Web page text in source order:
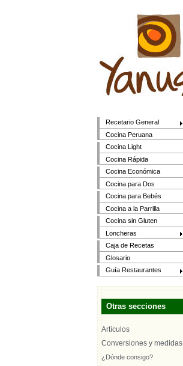
Recetario General
Cocina Peruana
Cocina Light
Cocina Rápida
Cocina Económica
Cocina para Dos
Cocina para Bebés
Cocina a la Parrilla
Cocina sin Gluten
Loncheras
Caja de Recetas
Glosario
Guía Restaurantes
Otras secciones
Artículos
Conversiones y medidas
¿Dónde consigo?